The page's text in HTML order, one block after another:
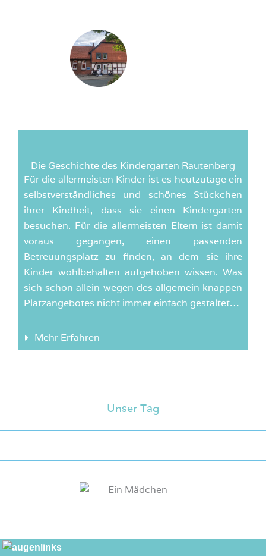
Die Geschichte des Kindergarten Rautenberg
Für die allermeisten Kinder ist es heutzutage ein
selbstverständliches und schönes Stückchen
ihrer Kindheit, dass sie einen Kindergarten
besuchen. Für die allermeisten Eltern ist damit
voraus gegangen, einen passenden
Betreuungsplatz zu finden, an dem sie ihre
Kinder wohlbehalten aufgehoben wissen. Was
sich schon allein wegen des allgemein knappen
Platzangebotes nicht immer einfach gestaltet…
Mehr Erfahren
Unser Tag